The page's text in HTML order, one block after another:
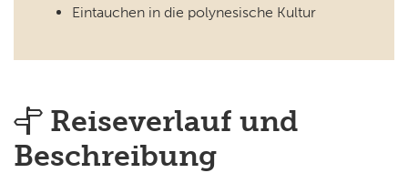
Eintauchen in die polynesische Kultur
Reiseverlauf und
Beschreibung